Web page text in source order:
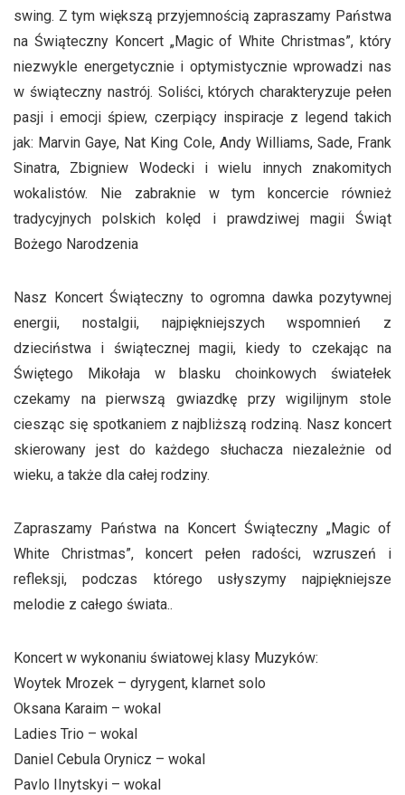
swing. Z tym większą przyjemnością zapraszamy Państwa
na Świąteczny Koncert „Magic of White Christmas”, który
niezwykle energetycznie i optymistycznie wprowadzi nas
w świąteczny nastrój. Soliści, których charakteryzuje pełen
pasji i emocji śpiew, czerpiący inspiracje z legend takich
jak: Marvin Gaye, Nat King Cole, Andy Williams, Sade, Frank
Sinatra, Zbigniew Wodecki i wielu innych znakomitych
wokalistów. Nie zabraknie w tym koncercie również
tradycyjnych polskich kolęd i prawdziwej magii Świąt
Bożego Narodzenia
Nasz Koncert Świąteczny to ogromna dawka pozytywnej
energii, nostalgii, najpiękniejszych wspomnień z
dzieciństwa i świątecznej magii, kiedy to czekając na
Świętego Mikołaja w blasku choinkowych światełek
czekamy na pierwszą gwiazdkę przy wigilijnym stole
ciesząc się spotkaniem z najbliższą rodziną. Nasz koncert
skierowany jest do każdego słuchacza niezależnie od
wieku, a także dla całej rodziny.
Zapraszamy Państwa na Koncert Świąteczny „Magic of
White Christmas”, koncert pełen radości, wzruszeń i
refleksji, podczas którego usłyszymy najpiękniejsze
melodie z całego świata..
Koncert w wykonaniu światowej klasy Muzyków:
Woytek Mrozek – dyrygent, klarnet solo
Oksana Karaim – wokal
Ladies Trio – wokal
Daniel Cebula Orynicz – wokal
Pavlo IInytskyi – wokal